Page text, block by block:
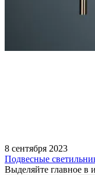
8 сентября 2023
Подвесные
Выделяйте главное в